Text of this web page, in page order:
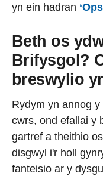
yn ein hadran
Beth os
Brifysgol?
breswylio
Rydym yn annog
cwrs, ond efallai y
gartref a theithio
disgwyl i'r holl
fanteisio ar y